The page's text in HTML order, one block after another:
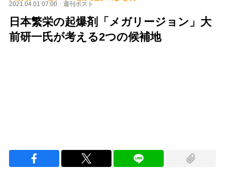
2021.04.01 07:00 週刊ポスト
日本繁栄の起爆剤「メガリージョン」大
前研一氏が考える2つの候補地